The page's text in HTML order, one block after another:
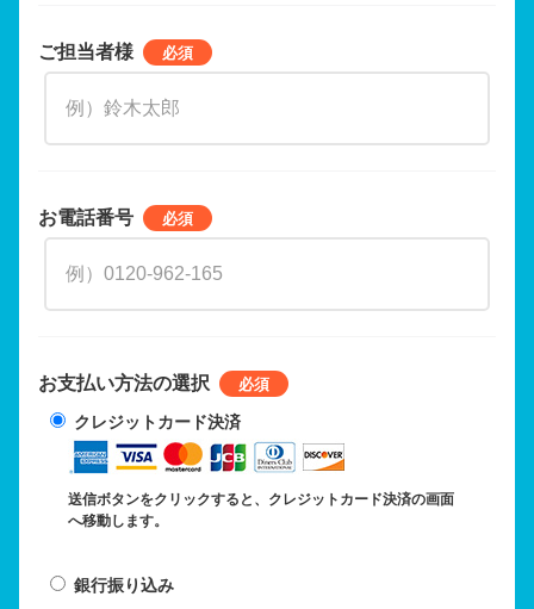
ご担当者様
お電話番号
お支払い方法の選択
クレジットカード決済
送信ボタンをクリックすると、クレジットカード決済の画面
へ移動します。
銀行振り込み